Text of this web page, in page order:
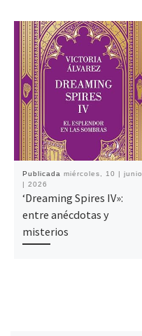
Publicada miércoles, 10 | junio
| 2026
‘Dreaming Spires IV»:
entre anécdotas y
misterios